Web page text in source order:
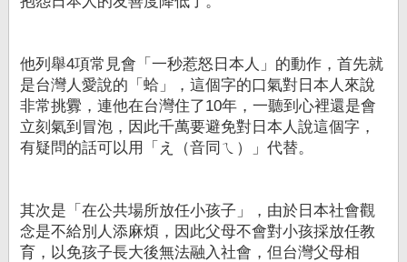
他列舉4項常見會「一秒惹怒日本人」的動作，首先就
是台灣人愛說的「蛤」，這個字的口氣對日本人來說
非常挑釁，連他在台灣住了10年，一聽到心裡還是會
立刻氣到冒泡，因此千萬要避免對日本人說這個字，
有疑問的話可以用「え（音同ㄟ）」代替。
其次是「在公共場所放任小孩子」，由於日本社會觀
念是不給別人添麻煩，因此父母不會對小孩採放任教
育，以免孩子長大後無法融入社會，但台灣父母相